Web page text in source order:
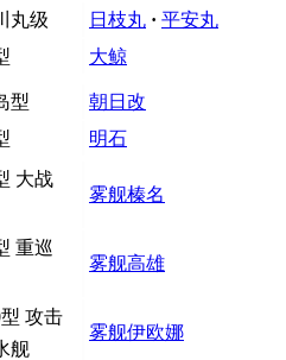
丸级 日枝丸 · 平安丸
大鲸
型
朝日改
明石
大战
雾舰榛名
重巡
雾舰高雄
攻击
舰
雾舰伊欧娜